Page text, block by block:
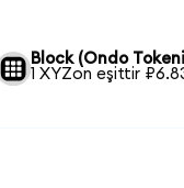
Block (Ondo
1 XYZon eşittir